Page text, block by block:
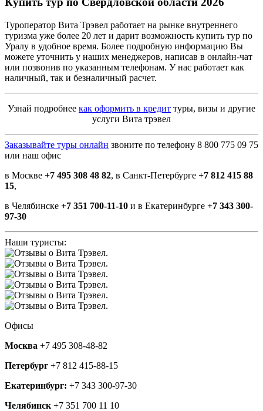
Туроператор Вита Трэвел работает на рынке внутреннего
туризма уже более 20 лет и дарит возможность купить тур по
Уралу в удобное время. Более подробную информацию Вы
можете уточнить у наших менеджеров, написав в онлайн-чат
или позвонив по указанным телефонам. У нас работает как
наличный, так и безналичный расчет.
Узнай подробнее как оформить в кредит туры, визы и другие
услуги Вита трэвел
Заказывайте туры онлайн звоните по телефону 8 800 775 09 75
или наш офис
в Москве +7 495 308 48 82, в Санкт-Петербурге +7 812 415 88
15,
в Челябинске +7 351 700-11-10 и в Екатеринбурге +7 343 300-
97-30
Наши туристы:
Офисы
Москва +7 495 308-48-82
Петербург +7 812 415-88-15
Екатеринбург: +7 343 300-97-30
Челябинск +7 351 700 11 10